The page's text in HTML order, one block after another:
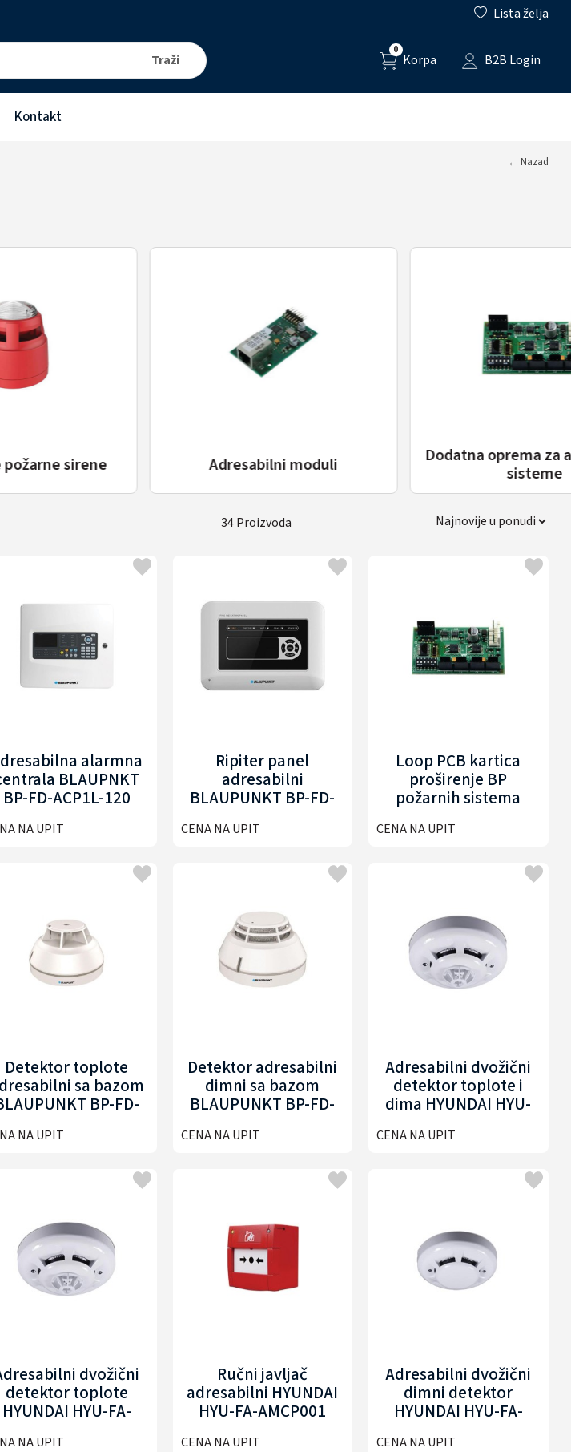
Lista želja
0
Korpa B2B Login
Kontakt
← Nazad
Adresabilni moduli
Dodatna oprema za adresabilne
34
alarmna
BLAUPNKT
BP-FD-ACP1L-120
NA UPIT
Ripiter panel
adresabilni
BLAUPUNKT BP-FD-
CENA NA UPIT
Loop PCB kartica
proširenje BP
požarnih sistema
ALC300
CENA NA UPIT
Detektor toplote
sa bazom
BP-FD-
NA UPIT
Detektor adresabilni
dimni sa bazom
BLAUPUNKT BP-FD-
CENA NA UPIT
Adresabilni dvožični
detektor toplote i
dima HYUNDAI HYU-
CENA NA UPIT
dvožični
detektor toplote
HYUNDAI HYU-FA-
NA UPIT
Ručni javljač
adresabilni HYUNDAI
HYU-FA-AMCP001
CENA NA UPIT
Adresabilni dvožični
dimni detektor
HYUNDAI HYU-FA-
CENA NA UPIT